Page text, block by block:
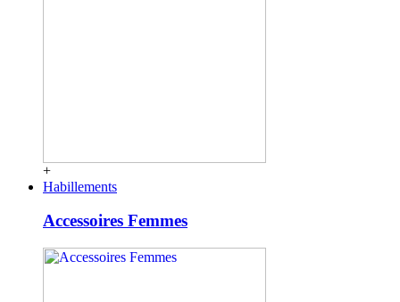
+
Habillements
Accessoires Femmes